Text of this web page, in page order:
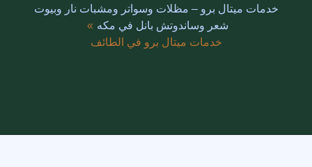
خدمات ميتال برو – مظلات وسواتر ومشبات نار وبيوت
شعر وساندوتش بانل في مكه
خدمات ميتال برو في الطائف